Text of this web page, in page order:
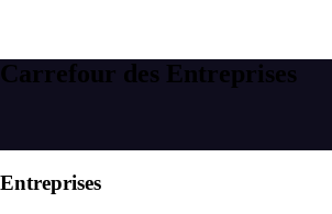
des Entreprises